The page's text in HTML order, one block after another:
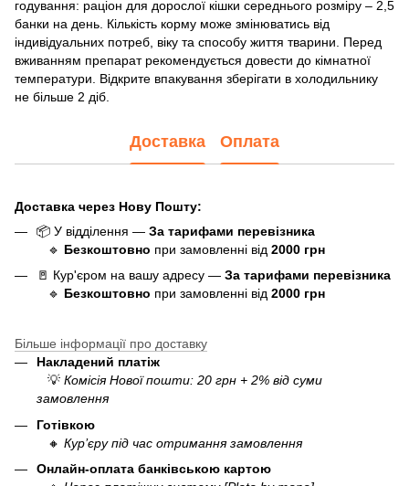
годування: раціон для дорослої кішки середнього розміру – 2,5
банки на день. Кількість корму може змінюватись від
індивідуальних потреб, віку та способу життя тварини. Перед
вживанням препарат рекомендується довести до кімнатної
температури. Відкрите впакування зберігати в холодильнику
не більше 2 діб.
Доставка Оплата
Доставка через Нову Пошту:
📦 У відділення — За тарифами перевізника
🔹 Безкоштовно при замовленні від 2000 грн
🚪 Кур'єром на вашу адресу — За тарифами перевізника
🔹 Безкоштовно при замовленні від 2000 грн
Більше інформації про доставку
Накладений платіж
💡 Комісія Нової пошти: 20 грн + 2% від суми
замовлення
Готівкою
🔸 Кур’єру під час отримання замовлення
Онлайн-оплата банківською картою